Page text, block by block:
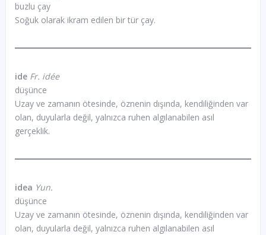
buzlu çay
Soğuk olarak ikram edilen bir tür çay.
ideFr. idée
düşünce
Uzay ve zamanın ötesinde, öznenin dışında, kendiliğinden var
olan, duyularla değil, yalnızca ruhen algılanabilen asıl
gerçeklik.
idea Yun.
düşünce
Uzay ve zamanın ötesinde, öznenin dışında, kendiliğinden var
olan, duyularla değil, yalnızca ruhen algılanabilen asıl